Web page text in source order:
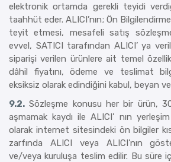
elektronik ortamda gerekli teyidi
taahhüt eder. ALICI’nın; Ön
teyit etmesi, mesafeli satış
evvel, SATICI tarafından ALICI’ ya
siparişi verilen ürünlere ait temel
dâhil fiyatını, ödeme ve teslimat
eksiksiz olarak edindiğini kabul, beyan
9.2. Sözleşme konusu her bir ürün,
aşmamak kaydı ile ALICI’ nın yerleşim
olarak internet sitesindeki ön bilgiler
zarfında ALICI veya ALICI’nın
ve/veya kuruluşa teslim edilir. Bu süre